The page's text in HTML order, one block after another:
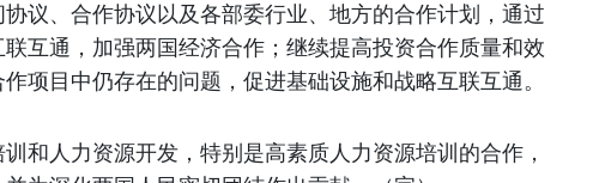
议、合作协议以及各部委行业、地方的合作计划，通过
互通，加强两国经济合作；继续提高投资合作质量和效
项目中仍存在的问题，促进基础设施和战略互联互通。
和人力资源开发，特别是高素质人力资源培训的合作，